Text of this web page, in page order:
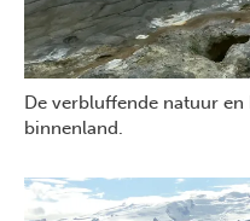
De verbluffende natuur
binnenland.